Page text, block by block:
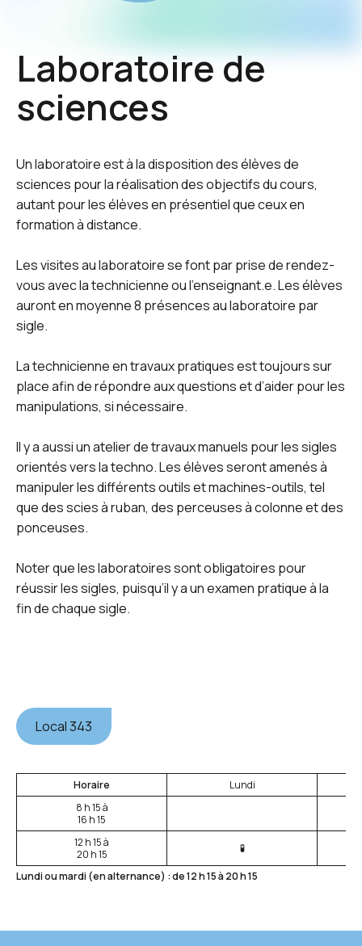
Laboratoire de
sciences
Un laboratoire est à la disposition des élèves de
sciences pour la réalisation des objectifs du cours,
autant pour les élèves en présentiel que ceux en
formation à distance.
Les visites au laboratoire se font par prise de rendez-
vous avec la technicienne ou l’enseignant.e. Les élèves
auront en moyenne 8 présences au laboratoire par
sigle.
La technicienne en travaux pratiques est toujours sur
place afin de répondre aux questions et d’aider pour les
manipulations, si nécessaire.
Il y a aussi un atelier de travaux manuels pour les sigles
orientés vers la techno. Les élèves seront amenés à
manipuler les différents outils et machines-outils, tel
que des scies à ruban, des perceuses à colonne et des
ponceuses.
Noter que les laboratoires sont obligatoires pour
réussir les sigles, puisqu’il y a un examen pratique à la
fin de chaque sigle.
Local 343
Horaire
Lundi
8 h 15 à
16 h 15
12 h 15 à
20 h 15
🧪
Lundi ou mardi (en alternance) : de 12 h 15 à 20 h 15